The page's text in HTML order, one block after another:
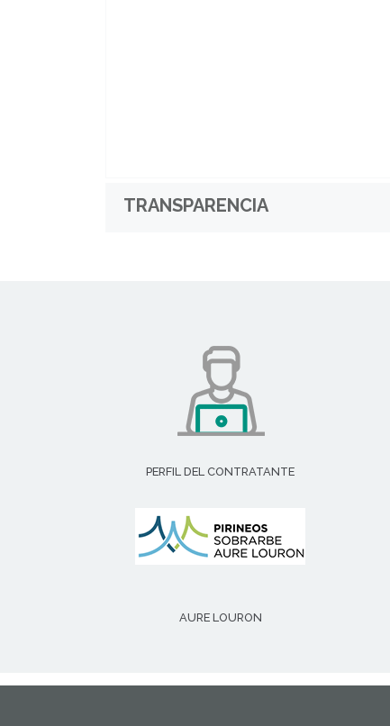
TRANSPARENCIA
PERFIL DEL CONTRATANTE
AURE LOURON